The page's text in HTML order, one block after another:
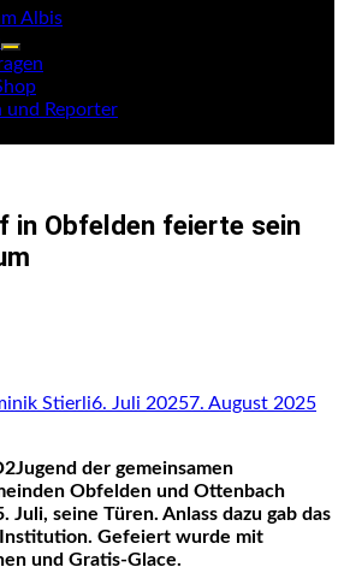
Albis
Untermenü
anzeigen
und Reporter
in Obfelden feierte sein
Stierli6. Juli 20257. August 2025
der gemeinsamen
Obfelden und Ottenbach
Juli, seine Türen. Anlass dazu gab das
Gefeiert wurde mit
und Gratis-Glace.